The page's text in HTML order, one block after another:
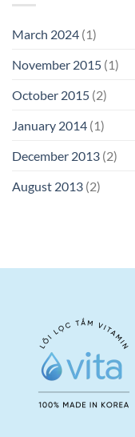
March 2024 (1)
November 2015 (1)
October 2015 (2)
January 2014 (1)
December 2013 (2)
August 2013 (2)